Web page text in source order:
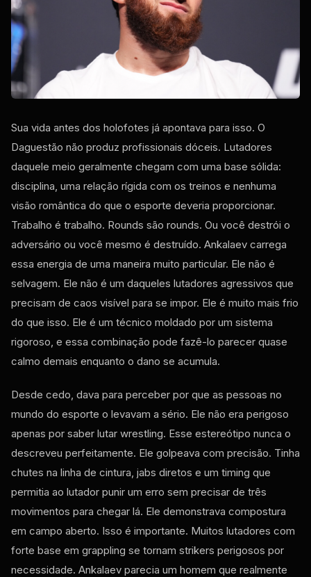
Sua vida antes dos holofotes já apontava para isso. O
Daguestão não produz profissionais dóceis. Lutadores
daquele meio geralmente chegam com uma base sólida:
disciplina, uma relação rígida com os treinos e nenhuma
visão romântica do que o esporte deveria proporcionar.
Trabalho é trabalho. Rounds são rounds. Ou você destrói o
adversário ou você mesmo é destruído. Ankalaev carrega
essa energia de uma maneira muito particular. Ele não é
selvagem. Ele não é um daqueles lutadores agressivos que
precisam de caos visível para se impor. Ele é muito mais frio
do que isso. Ele é um técnico moldado por um sistema
rigoroso, e essa combinação pode fazê-lo parecer quase
calmo demais enquanto o dano se acumula.
Desde cedo, dava para perceber por que as pessoas no
mundo do esporte o levavam a sério. Ele não era perigoso
apenas por saber lutar wrestling. Esse estereótipo nunca o
descreveu perfeitamente. Ele golpeava com precisão. Tinha
chutes na linha de cintura, jabs diretos e um timing que
permitia ao lutador punir um erro sem precisar de três
movimentos para chegar lá. Ele demonstrava compostura
em campo aberto. Isso é importante. Muitos lutadores com
forte base em grappling se tornam strikers perigosos por
necessidade. Ankalaev parecia um homem que realmente